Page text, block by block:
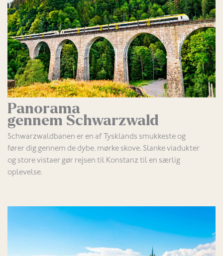
Panorama
gennem Schwarzwald
Schwarzwaldbanen er en af Tysklands smukkeste og
fører dig gennem de dybe. mørke skove. Slanke viadukter
og store vistaer gør rejsen til Konstanz til en særlig
oplevelse.